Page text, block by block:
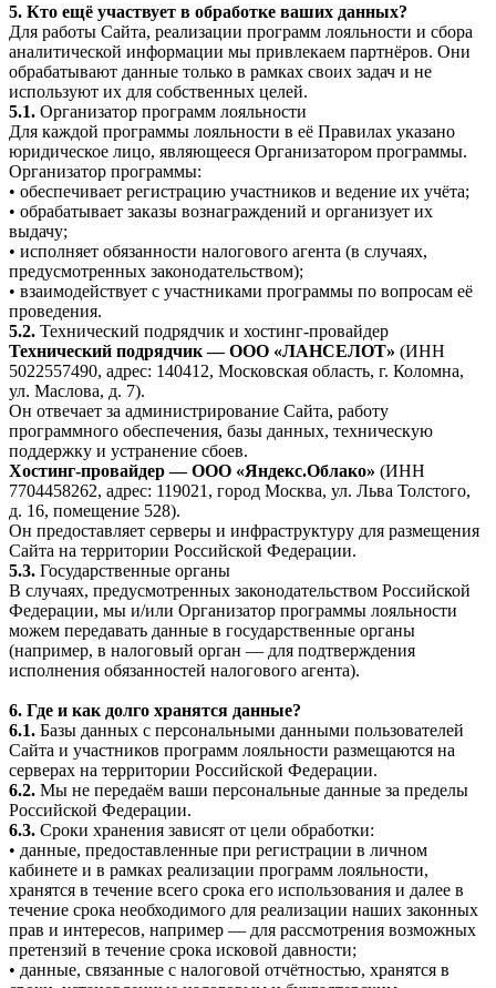
5. Кто ещё участвует в обработке ваших данных?
Для работы Сайта, реализации программ лояльности и сбора
аналитической информации мы привлекаем партнёров. Они
обрабатывают данные только в рамках своих задач и не
используют их для собственных целей.
5.1. Организатор программ лояльности
Для каждой программы лояльности в её Правилах указано
юридическое лицо, являющееся Организатором программы.
Организатор программы:
• обеспечивает регистрацию участников и ведение их учёта;
• обрабатывает заказы вознаграждений и организует их
выдачу;
• исполняет обязанности налогового агента (в случаях,
предусмотренных законодательством);
• взаимодействует с участниками программы по вопросам её
проведения.
5.2. Технический подрядчик и хостинг-провайдер
Технический подрядчик — ООО «ЛАНСЕЛОТ» (ИНН
5022557490, адрес: 140412, Московская область, г. Коломна,
ул. Маслова, д. 7).
Он отвечает за администрирование Сайта, работу
программного обеспечения, базы данных, техническую
поддержку и устранение сбоев.
Хостинг-провайдер — ООО «Яндекс.Облако» (ИНН
7704458262, адрес: 119021, город Москва, ул. Льва Толстого,
д. 16, помещение 528).
Он предоставляет серверы и инфраструктуру для размещения
Сайта на территории Российской Федерации.
5.3. Государственные органы
В случаях, предусмотренных законодательством Российской
Федерации, мы и/или Организатор программы лояльности
можем передавать данные в государственные органы
(например, в налоговый орган — для подтверждения
исполнения обязанностей налогового агента).
6. Где и как долго хранятся данные?
6.1. Базы данных с персональными данными пользователей
Сайта и участников программ лояльности размещаются на
серверах на территории Российской Федерации.
6.2. Мы не передаём ваши персональные данные за пределы
Российской Федерации.
6.3. Сроки хранения зависят от цели обработки:
• данные, предоставленные при регистрации в личном
кабинете и в рамках реализации программ лояльности,
хранятся в течение всего срока его использования и далее в
течение срока необходимого для реализации наших законных
прав и интересов, например — для рассмотрения возможных
претензий в течение срока исковой давности;
• данные, связанные с налоговой отчётностью, хранятся в